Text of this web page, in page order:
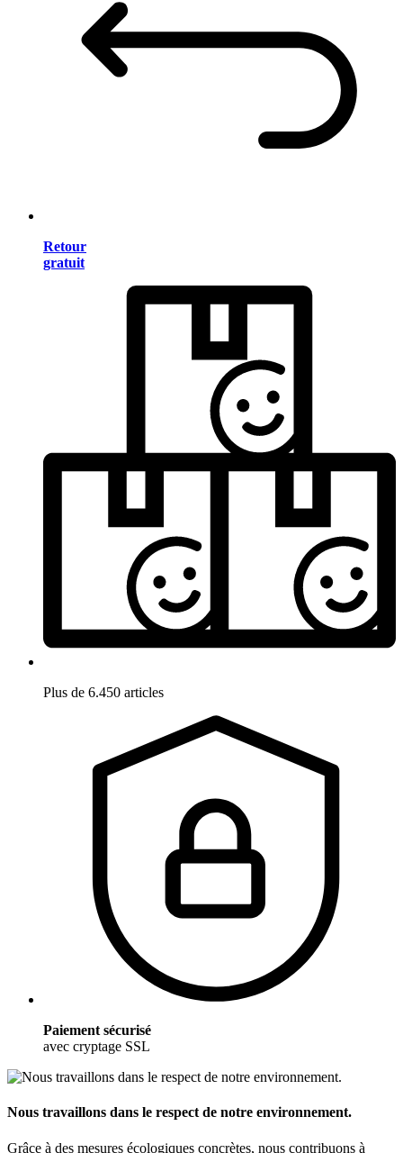
Retour
gratuit
Plus de 6.450 articles
Paiement sécurisé
avec cryptage SSL
Nous travaillons dans le respect de notre environnement.
Grâce à des mesures écologiques concrètes, nous contribuons à